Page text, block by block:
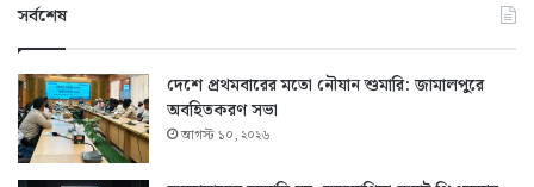
সর্বশেষ
দেশে প্রথমবারের মতো নৌযান শুমারি: জামালপুরে
অবহিতকরণ সভা
আগস্ট ১০, ২০২৬